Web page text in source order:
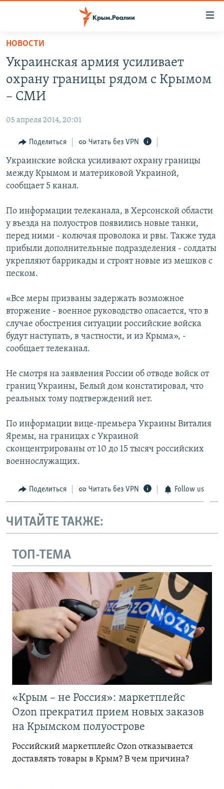
Вернуться
основному
содержанию
Вернутся
главной
навигации
Вернутся
поиску
СПЕЦПРОЕКТЫ
ГРУЗ 200
11 ЛЕТ ОККУПАЦИИ КРЫМА. 11 ИСТОРИЙ СОПРОТИВЛЕНИЯ
ВОДА
ЕЩЕ
ИНТЕРАКТИВ
ИНФОГРАФИКА
ТЕЛЕПРОЕКТ КРЫМ.РЕАЛИИ
ПРОПАВШИЕ БЕЗ ВЕСТИ
ПОБЕДИТЕЛЕЙ НЕ СУДЯТ?
КРЫМ.НЕПОКОРЕННЫЙ
ELIFBE
РАДІО СВОБОДА
КАК ОБОЙТИ БЛОКИРОВКУ
Українською
Qırımtatar
ПРИСОЕДИНЯЙТЕСЬ!
Все сайты RFE/RL
НОВОСТИ
Украинская армия усиливает
охрану границы рядом с Крымом
– СМИ
05 апреля 2014, 20:01
Поделиться Читать без VPN
Украинские войска усиливают охрану границы
между Крымом и материковой Украиной,
сообщает 5 канал.
По информации телеканала, в Херсонской области
у въезда на полуостров появились новые танки,
перед ними - колючая проволока и рвы. Также туда
прибыли дополнительные подразделения - солдаты
укрепляют баррикады и строят новые из мешков с
песком.
«Все меры призваны задержать возможное
вторжение - военное руководство опасается, что в
случае обострения ситуации российские войска
будут наступать, в частности, и из Крыма», -
сообщает телеканал.
Не смотря на заявления России об отводе войск от
границ Украины, Белый дом констатировал, что
реальных тому подтверждений нет.
По информации вице-премьера Украины Виталия
Яремы, на границах с Украиной
сконцентрированы от 10 до 15 тысяч российских
военнослужащих.
Поделиться Читать без VPN Follow us
ЧИТАЙТЕ ТАКЖЕ:
ТОП-ТЕМА
«Крым – не Россия»: маркетплейс
Ozon прекратил прием новых заказов
на Крымском полуострове
Российский маркетплейс Ozon отказывается
доставлять товары в Крым? В чем причина?